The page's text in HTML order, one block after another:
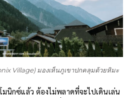
Village) มองเห็นภูเขาปกคลุมด้วยหิมะ
นิกซ์แล้ว ต้องไม่พลาดที่จะไปเดินเล่น